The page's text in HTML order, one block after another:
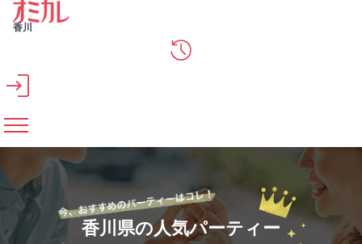
メインコンテンツへスキップ
香川
香川県の人気パーティー